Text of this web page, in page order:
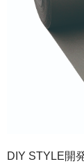
DIY STYLE開